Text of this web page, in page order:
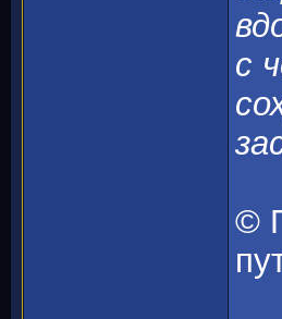
с
©